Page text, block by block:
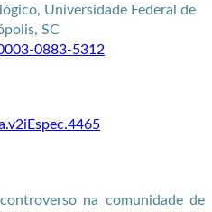
Universidade Federal de
SC
0883-5312
na comunidade de